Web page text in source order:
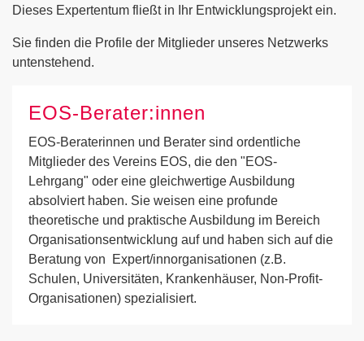
Dieses Expertentum fließt in Ihr Entwicklungsprojekt ein.
Sie finden die Profile der Mitglieder unseres Netzwerks
untenstehend.
EOS-Berater:innen
EOS-Beraterinnen und Berater sind ordentliche
Mitglieder des Vereins EOS, die den "EOS-
Lehrgang" oder eine gleichwertige Ausbildung
absolviert haben. Sie weisen eine profunde
theoretische und praktische Ausbildung im Bereich
Organisationsentwicklung auf und haben sich auf die
Beratung von Expert/innorganisationen (z.B.
Schulen, Universitäten, Krankenhäuser, Non-Profit-
Organisationen) spezialisiert.